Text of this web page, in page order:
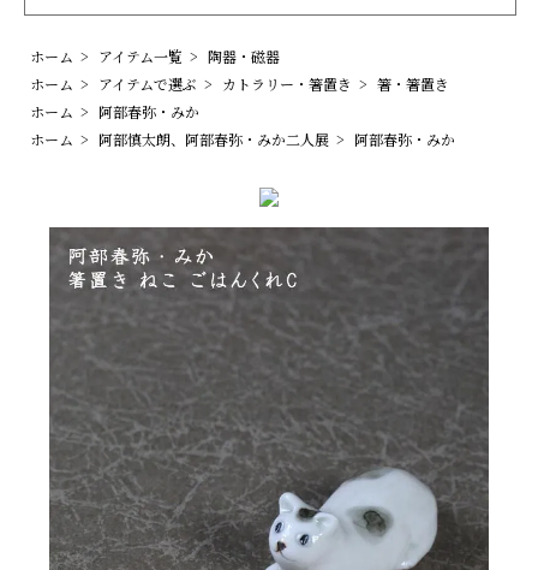
ホーム > アイテム一覧 > 陶器・磁器
ホーム > アイテムで選ぶ > カトラリー・箸置き > 箸・箸置き
ホーム > 阿部春弥・みか
ホーム > 阿部慎太朗、阿部春弥・みか二人展 > 阿部春弥・みか